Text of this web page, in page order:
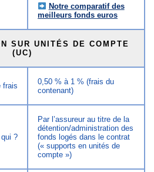
Notre comparatif des
meilleurs fonds euros
SUR UNITÉS DE COMPTE
(UC)
frais
0,50 % à 1 % (frais du
contenant)
?
Par l’assureur au titre de la
détention/administration des
fonds logés dans le contrat
(« supports en unités de
compte »)